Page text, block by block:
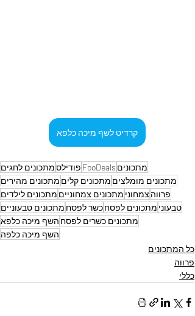
קרדיט לשף מיכה כלפא
מתכונים FooDeals פודילסמתכונים לחגים
מתכונים מומלצים מתכונים קלים מתכונים מהירים
פרווה צמחוני מתכונים צמחוניים מתכונים לילדים
טבעוני מתכונים לפסחכשר לפסח מתכונים טבעוניים
מתכונים כשרים לפסח השף מיכה כלפא
השף מיכה כלפה
כל המתכונים
פרווה
כללי